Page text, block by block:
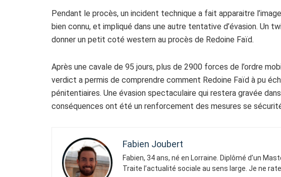
Pendant le procès, un incident technique a fait apparaitre
bien connu, et impliqué dans une autre tentative d’évasion. Un
donner un petit coté western au procès de Redoine Faïd.
Après une cavale de 95 jours, plus de 2900 forces de l’ordre
verdict a permis de comprendre comment Redoine Faïd à pu
pénitentiaires. Une évasion spectaculaire qui restera gravée
conséquences ont été un renforcement des mesures se
Fabien Joubert
Fabien, 34 ans, né en Lorraine. Diplômé d’un
Traite l’actualité sociale au sens large. Je ne